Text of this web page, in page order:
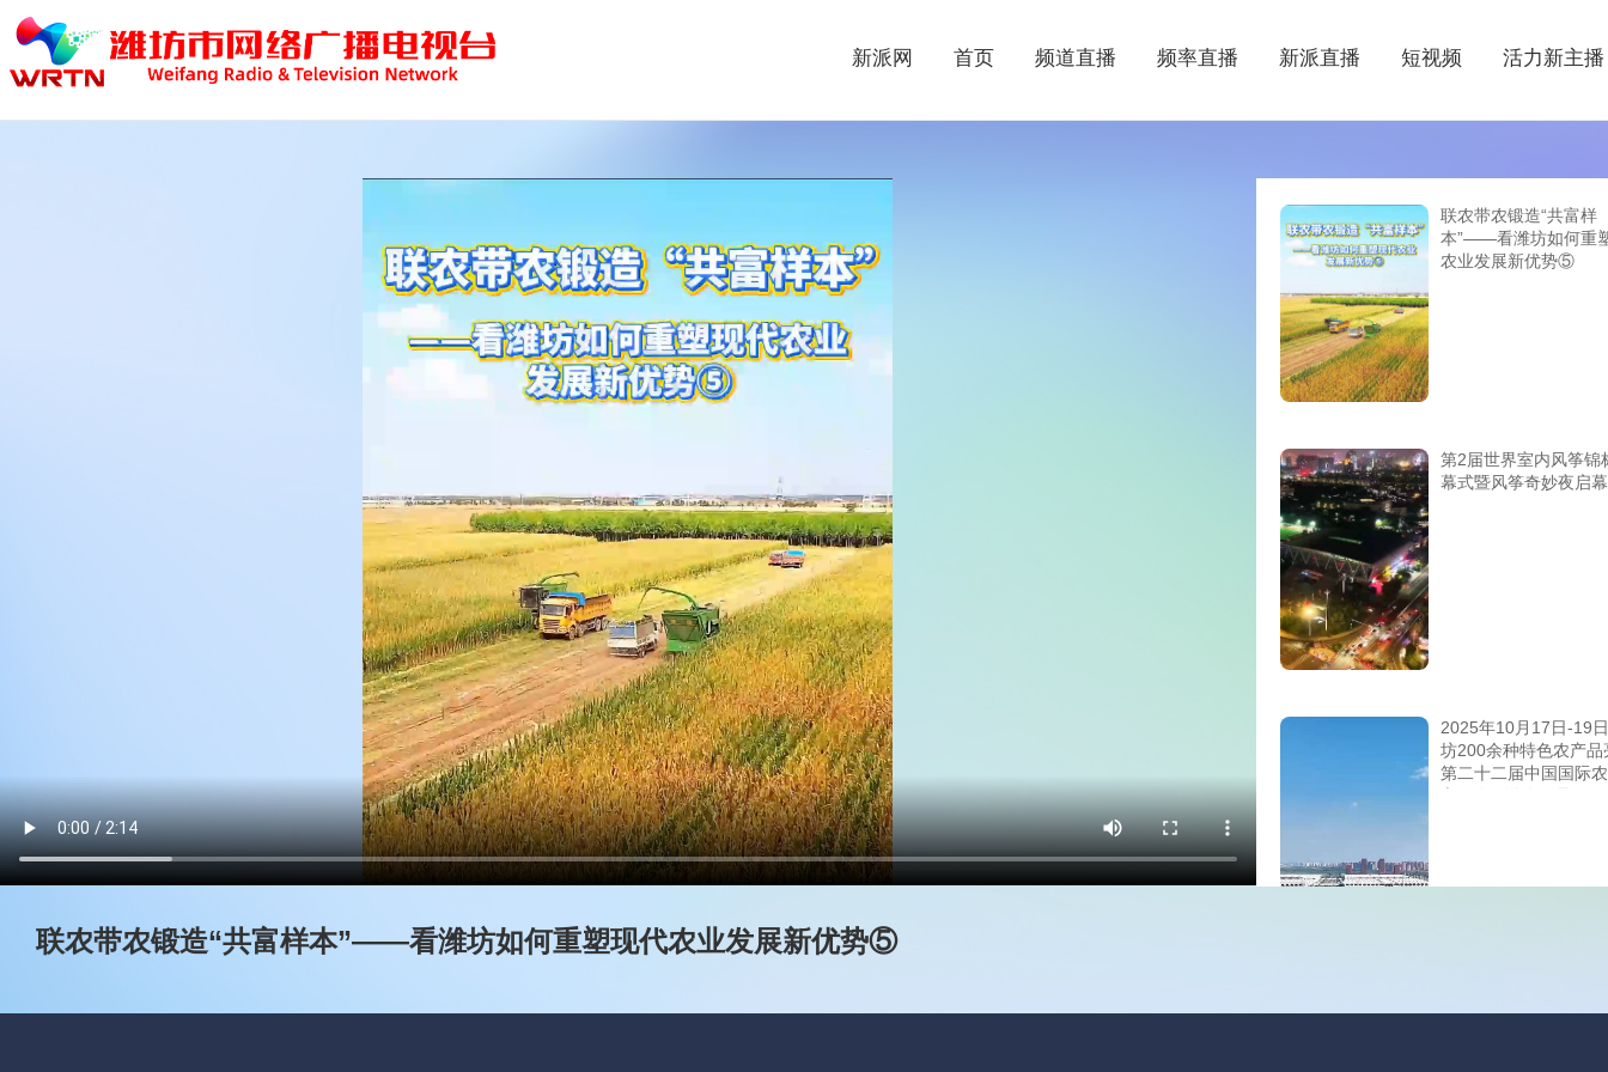
新派网 首页 频道直播 频率直播 新派直播 短视频 活力新主播
联农带农锻造“共富样本”——看潍坊如何重塑现代农业发展新优势⑤
联农带农锻造“共富样
本”——看潍坊如何重
农业发展新优势⑤
第2届世界室内风筝锦
幕式暨风筝奇妙夜启幕
2025年10月17日-19
坊200余种特色农产品
第二十二届中国国际